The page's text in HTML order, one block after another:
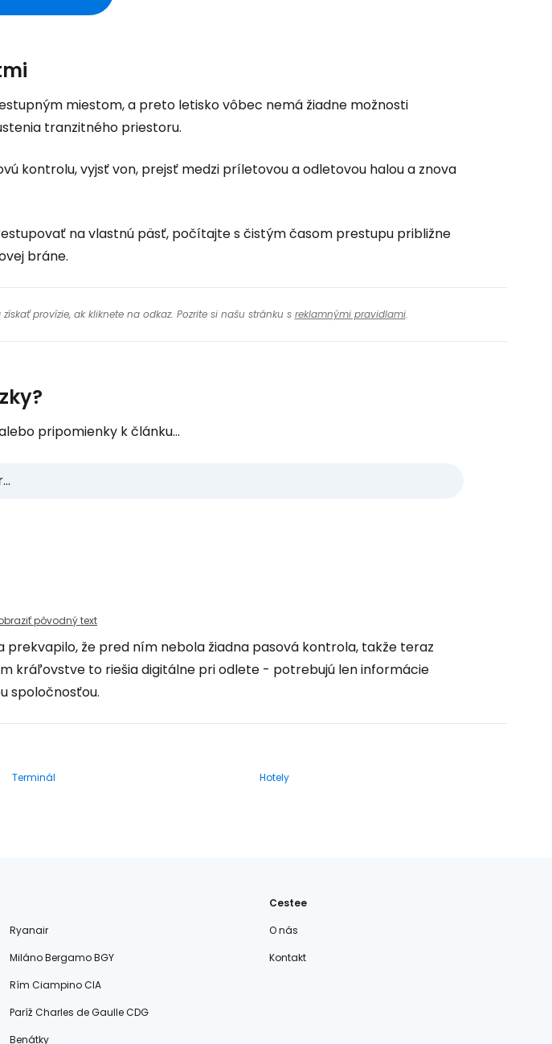
miestom, a preto letisko vôbec nemá žiadne možnosti
tranzitného priestoru.
kontrolu, vyjsť von, prejsť medzi príletovou a odletovou halou a znova
na vlastnú päsť, počítajte s čistým časom prestupu približne
bráne.
provízie, ak kliknete na odkaz. Pozrite si našu stránku s reklamnými pravidlami.
pripomienky k článku...
pôvodný text
prekvapilo, že pred ním nebola žiadna pasová kontrola, takže teraz
kráľovstve to riešia digitálne pri odlete - potrebujú len informácie
spoločnosťou.
Terminál
Hotely
Ryanair
Miláno Bergamo BGY
Rím Ciampino CIA
Paríž Charles de Gaulle CDG
Benátky
Cestee
O nás
Kontakt
komunity cestovateľov
Pokračovať na Facebooku